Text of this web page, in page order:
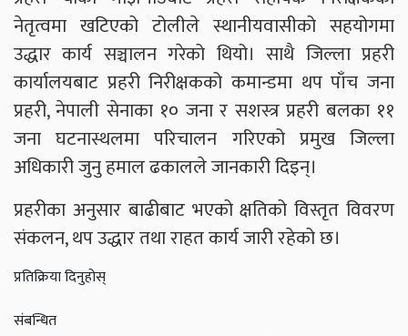
नेतृत्वमा खटिएको टोलीले स्थानीयवासीको सहयोगमा
उद्धार कार्य सञ्चालन गरेको थियो। साथै जिल्ला प्रहरी
कार्यालयबाट प्रहरी निरीक्षकको कमान्डमा थप पाँच जना
प्रहरी, नेपाली सेनाका १० जना र सशस्त्र प्रहरी बलका ११
जना घटनास्थलमा परिचालन गरिएको प्रमुख जिल्ला
अधिकारी जुनु हमाल ढकालले जानकारी दिइन्।
प्रहरीका अनुसार बाढीबाट भएको क्षतिको विस्तृत विवरण
संकलन, थप उद्धार तथा राहत कार्य जारी रहेको छ।
प्रतिक्रिया दिनुहोस्
संबन्धित